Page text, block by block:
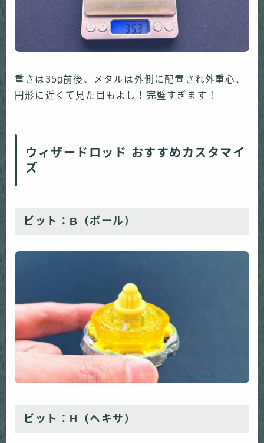
重さは35g前後、メタルは外側に配置され外重心、
円形に近くて見た目もよし！完璧すぎます！
ウィザードロッド おすすめカスタマイ
ズ
ビット：B（ボール）
ビット：H（ヘキサ）